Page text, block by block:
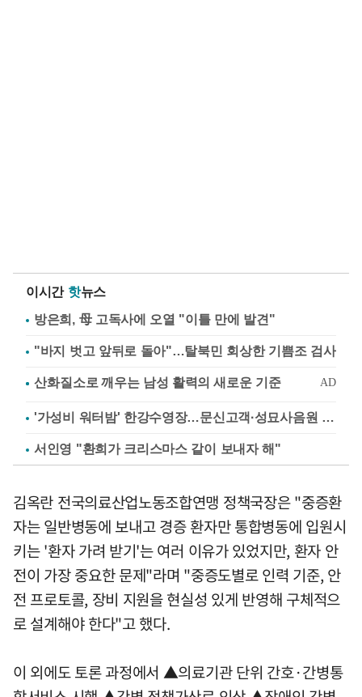
이시간 핫뉴스
방은희, 母 고독사에 오열 "이틀 만에 발견"
"바지 벗고 앞뒤로 돌아"…탈북민 회상한 기쁨조 검사
'가성비 워터밤' 한강수영장…문신고객·성묘사음원 민원
서인영 "환희가 크리스마스 같이 보내자 해"
김옥란 전국의료산업노동조합연맹 정책국장은 "중증환
자는 일반병동에 보내고 경증 환자만 통합병동에 입원시
키는 '환자 가려 받기'는 여러 이유가 있었지만, 환자 안
전이 가장 중요한 문제"라며 "중증도별로 인력 기준, 안
전 프로토콜, 장비 지원을 현실성 있게 반영해 구체적으
로 설계해야 한다"고 했다.
이 외에도 토론 과정에서 ▲의료기관 단위 간호·간병통